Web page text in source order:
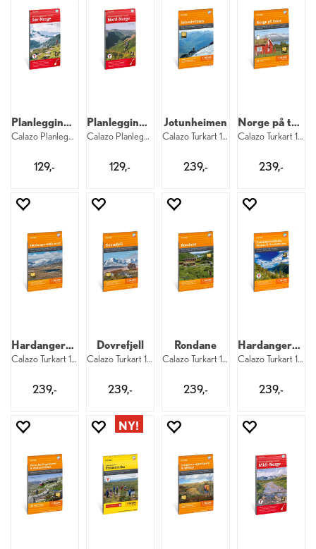
Planleggingskart Sør-Norge
Calazo Planleggingskart 1:500 000 Sør
129,-
Planleggingskart Nord-Norge
Calazo Planleggingskart 1:500 000 Nord
129,-
Jotunheimen
Calazo Turkart 1:50 000 Jotunheimen
239,-
Norge på tvers
Calazo Turkart 1:50 000
239,-
Hardangervidda nord
Calazo Turkart 1:50 000
239,-
Dovrefjell
Calazo Turkart 1:50 000
239,-
Rondane
Calazo Turkart 1:50 000
239,-
Hardangervidda øst Rjukan Gaustatoppen
Calazo Turkart 1:50 000
239,-